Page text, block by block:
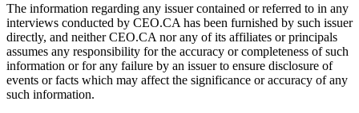
The information regarding any issuer contained or referred to in any
interviews conducted by CEO.CA has been furnished by such issuer
directly, and neither CEO.CA nor any of its affiliates or principals
assumes any responsibility for the accuracy or completeness of such
information or for any failure by an issuer to ensure disclosure of
events or facts which may affect the significance or accuracy of any
such information.